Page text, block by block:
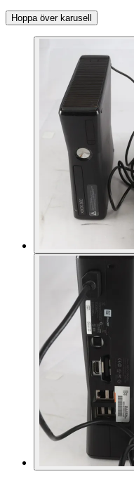
Hoppa över karusell